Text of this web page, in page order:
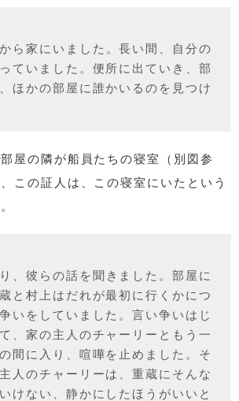
から家にいました。長い間、自分の
ていました。便所に出ていき、部
ほかの部屋に誰かいるのを見つけ
屋の隣が船員たちの寝室（別図参
この証人は、この寝室にいたという
り、彼らの話を聞きました。部屋に
と村上はだれが最初に行くかにつ
いをしていました。言い争いはじ
、家の主人のチャーリーともう一
間に入り、喧嘩を止めました。そ
人のチャーリーは、重蔵にそんな
けない、静かにしたほうがいいと